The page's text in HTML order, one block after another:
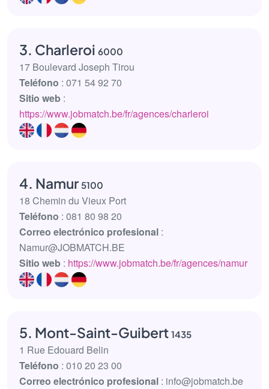
3. Charleroi 6000
17 Boulevard Joseph Tirou
Teléfono : 071 54 92 70
Sitio web :
https://www.jobmatch.be/fr/agences/charleroi
4. Namur 5100
18 Chemin du Vieux Port
Teléfono : 081 80 98 20
Correo electrónico profesional :
Namur@JOBMATCH.BE
Sitio web : https://www.jobmatch.be/fr/agences/namur
5. Mont-Saint-Guibert 1435
1 Rue Edouard Belin
Teléfono : 010 20 23 00
Correo electrónico profesional : info@jobmatch.be